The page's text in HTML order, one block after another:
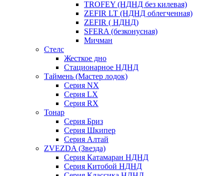
TROFEY (НДНД без килевая)
ZEFIR LT (НДНД облегченная)
ZEFIR ( НДНД)
SFERA (безконусная)
Мичман
Стелс
Жесткое дно
Стационарное НДНД
Таймень (Мастер лодок)
Серия NX
Серия LX
Серия RX
Тонар
Серия Бриз
Серия Шкипер
Серия Алтай
ZVEZDA (Звезда)
Серия Катамаран НДНД
Серия Китобой НДНД